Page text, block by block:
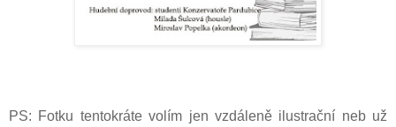
PS: Fotku tentokráte volím jen vzdáleně ilustrační neb už